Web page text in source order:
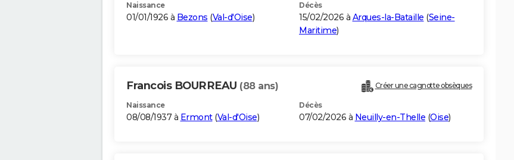
Naissance
01/01/1926 à Bezons (Val-d'Oise)
Décès
15/02/2026 à Arques-la-Bataille (Seine-
Maritime)
Francois BOURREAU (88 ans) Créer une cagnotte obsèques
Naissance
08/08/1937 à Ermont(Val-d'Oise)
Décès
07/02/2026 à Neuilly-en-Thelle (Oise)